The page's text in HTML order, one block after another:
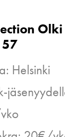
Helsinki